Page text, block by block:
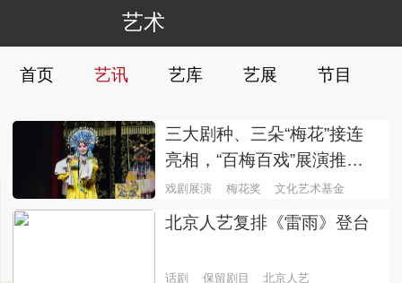
艺术
首页 艺讯 艺库 艺展 节目
三大剧种、三朵“梅花”接连
亮相，“百梅百戏”展演推出
多台戏曲精品
戏剧展演 梅花奖 文化艺术基金
北京人艺复排《雷雨》登台
话剧 保留剧目 北京人艺